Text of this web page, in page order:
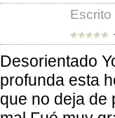
Escrito
Desorientado
profunda esta
que no deja de